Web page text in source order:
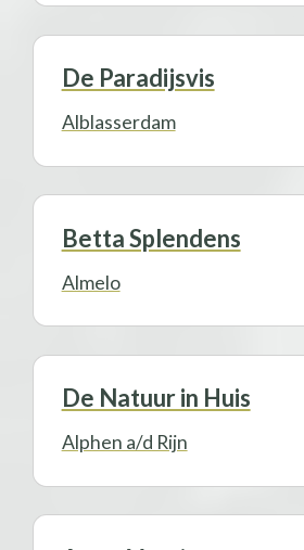
De Paradijsvis
Alblasserdam
Betta Splendens
Almelo
De Natuur in Huis
Alphen a/d Rijn